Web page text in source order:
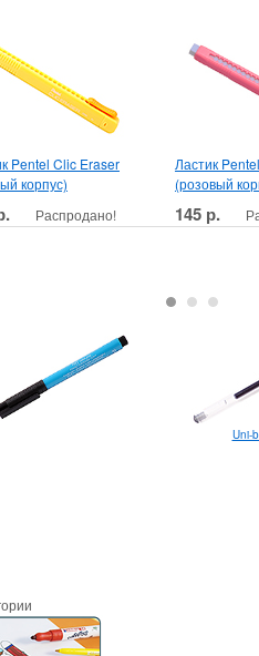
Pentel Clic Eraser
корпус)
Распродано!
Ластик
(розовый
145 р.
Uni-